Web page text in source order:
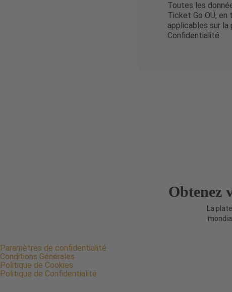
Toutes les
Ticket Go OÜ,
applicables sur
Confidentialité.
Obtenez
La
Paramètres de confidentialité
Conditions Générales
Politique de Cookies
Politique de Confidentialité